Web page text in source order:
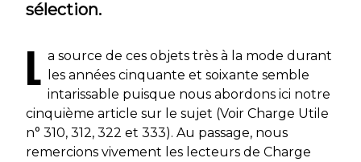
sélection.
L a source de ces objets très à la mode durant
les années cinquante et soixante semble
intarissable puisque nous abordons ici notre
cinquième article sur le sujet (Voir Charge Utile
n° 310, 312, 322 et 333). Au passage, nous
remercions vivement les lecteurs de Charge